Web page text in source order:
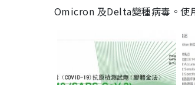
Omicron 及Delta變種病毒。使